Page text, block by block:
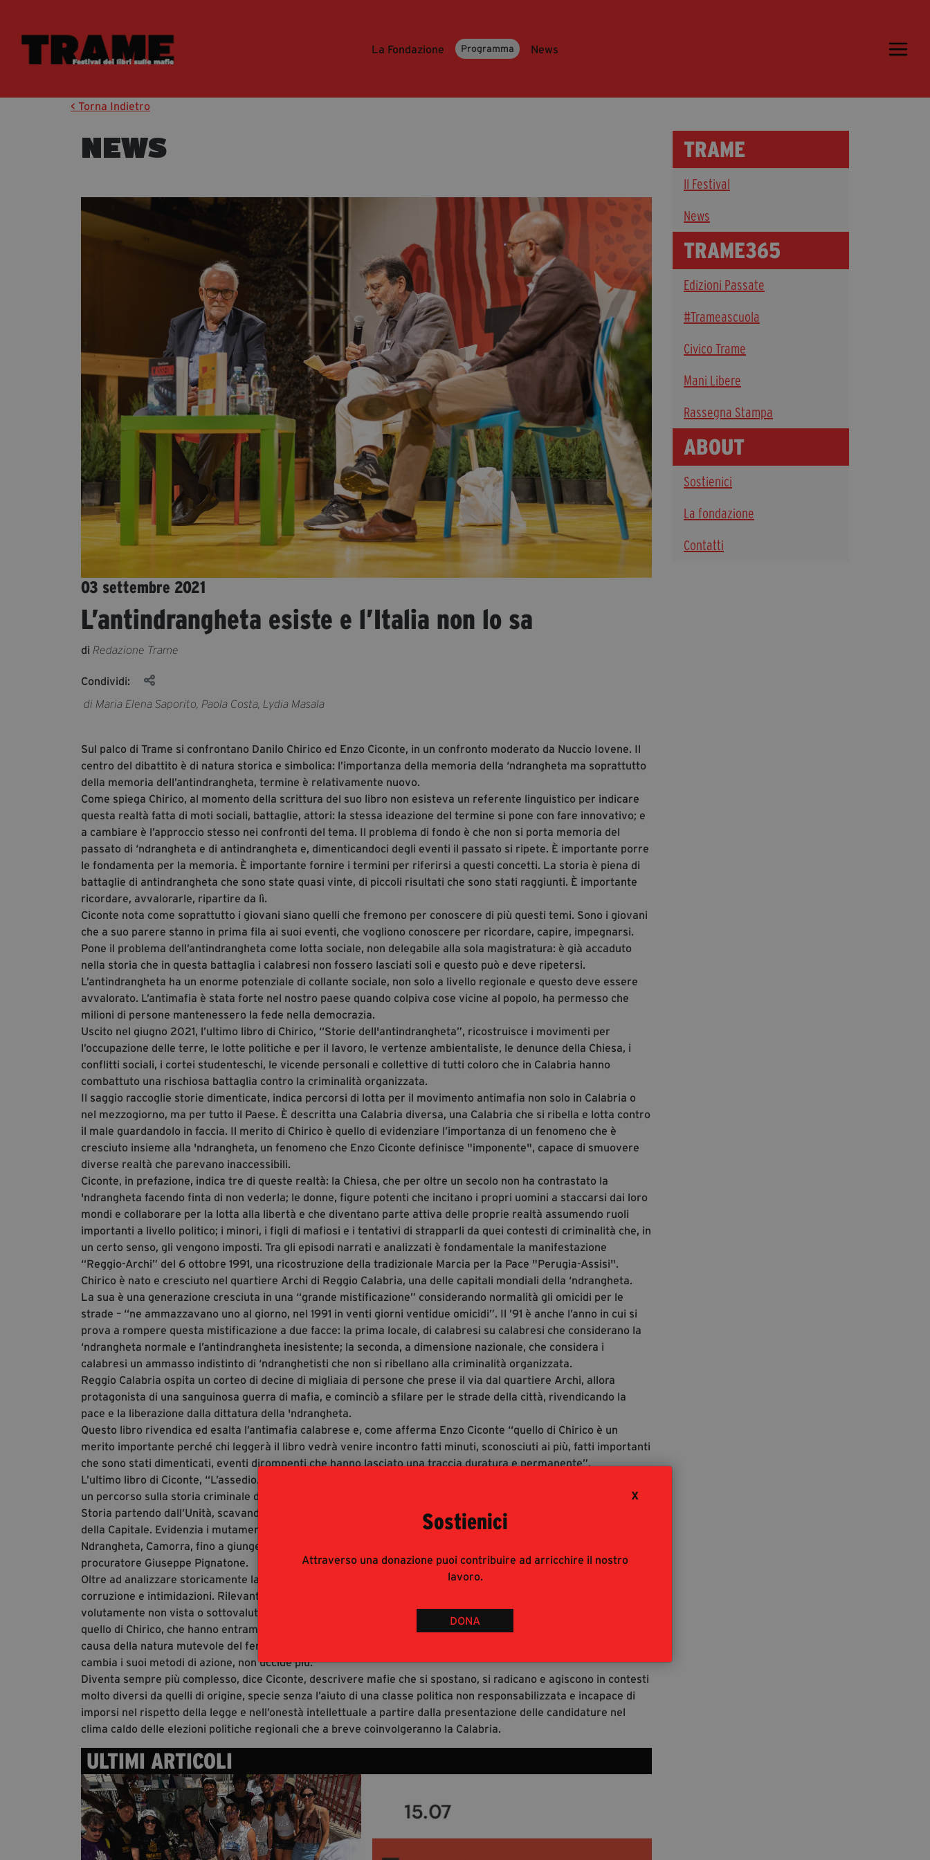
X
Sostienici
Attraverso una donazione puoi contribuire ad arricchire il nostro
lavoro.
DONA
La Fondazione Programma News
Ospiti
Media & Press
News & Kit
Accrediti Stampa
Cartella Stampa
Rassegna Stampa
Partecipa
Diventa Partner
Dona
Chi Siamo
Civico Trame
#Trameascuola
Visioni Civiche
Mostra 3D - Visioni Civiche
Il Diritto di Essere
Archivio Storico
< Torna Indietro
NEWS
03 settembre 2021
L’antindrangheta esiste e l’Italia non lo sa
di Redazione Trame
Condividi:
di Maria Elena Saporito, Paola Costa, Lydia Masala
Sul palco di Trame si confrontano Danilo Chirico ed Enzo Ciconte, in un confronto moderato da Nuccio Iovene. Il
centro del dibattito è di natura storica e simbolica: l’importanza della memoria della ‘ndrangheta ma soprattutto
della memoria dell’antindrangheta, termine è relativamente nuovo.
Come spiega Chirico, al momento della scrittura del suo libro non esisteva un referente linguistico per indicare
questa realtà fatta di moti sociali, battaglie, attori: la stessa ideazione del termine si pone con fare innovativo; e
a cambiare è l’approccio stesso nei confronti del tema. Il problema di fondo è che non si porta memoria del
passato di ‘ndrangheta e di antindrangheta e, dimenticandoci degli eventi il passato si ripete. È importante porre
le fondamenta per la memoria. È importante fornire i termini per riferirsi a questi concetti. La storia è piena di
battaglie di antindrangheta che sono state quasi vinte, di piccoli risultati che sono stati raggiunti. È importante
ricordare, avvalorarle, ripartire da lì.
Ciconte nota come soprattutto i giovani siano quelli che fremono per conoscere di più questi temi. Sono i giovani
che a suo parere stanno in prima fila ai suoi eventi, che vogliono conoscere per ricordare, capire, impegnarsi.
Pone il problema dell’antindrangheta come lotta sociale, non delegabile alla sola magistratura: è già accaduto
nella storia che in questa battaglia i calabresi non fossero lasciati soli e questo può e deve ripetersi.
L’antindrangheta ha un enorme potenziale di collante sociale, non solo a livello regionale e questo deve essere
avvalorato. L’antimafia è stata forte nel nostro paese quando colpiva cose vicine al popolo, ha permesso che
milioni di persone mantenessero la fede nella democrazia.
Uscito nel giugno 2021, l’ultimo libro di Chirico, “Storie dell'antindrangheta”, ricostruisce i movimenti per
l’occupazione delle terre, le lotte politiche e per il lavoro, le vertenze ambientaliste, le denunce della Chiesa, i
conflitti sociali, i cortei studenteschi, le vicende personali e collettive di tutti coloro che in Calabria hanno
combattuto una rischiosa battaglia contro la criminalità organizzata.
Il saggio raccoglie storie dimenticate, indica percorsi di lotta per il movimento antimafia non solo in Calabria o
nel mezzogiorno, ma per tutto il Paese. È descritta una Calabria diversa, una Calabria che si ribella e lotta contro
il male guardandolo in faccia. Il merito di Chirico è quello di evidenziare l’importanza di un fenomeno che è
cresciuto insieme alla 'ndrangheta, un fenomeno che Enzo Ciconte definisce "imponente", capace di smuovere
diverse realtà che parevano inaccessibili.
Ciconte, in prefazione, indica tre di queste realtà: la Chiesa, che per oltre un secolo non ha contrastato la
'ndrangheta facendo finta di non vederla; le donne, figure potenti che incitano i propri uomini a staccarsi dai loro
mondi e collaborare per la lotta alla libertà e che diventano parte attiva delle proprie realtà assumendo ruoli
importanti a livello politico; i minori, i figli di mafiosi e i tentativi di strapparli da quei contesti di criminalità che, in
un certo senso, gli vengono imposti. Tra gli episodi narrati e analizzati è fondamentale la manifestazione
“Reggio-Archi” del 6 ottobre 1991, una ricostruzione della tradizionale Marcia per la Pace "Perugia-Assisi".
Chirico è nato e cresciuto nel quartiere Archi di Reggio Calabria, una delle capitali mondiali della ‘ndrangheta.
La sua è una generazione cresciuta in una “grande mistificazione” considerando normalità gli omicidi per le
strade – “ne ammazzavano uno al giorno, nel 1991 in venti giorni ventidue omicidi”. Il ’91 è anche l’anno in cui si
prova a rompere questa mistificazione a due facce: la prima locale, di calabresi su calabresi che considerano la
‘ndrangheta normale e l’antindrangheta inesistente; la seconda, a dimensione nazionale, che considera i
calabresi un ammasso indistinto di ‘ndranghetisti che non si ribellano alla criminalità organizzata.
Reggio Calabria ospita un corteo di decine di migliaia di persone che prese il via dal quartiere Archi, allora
protagonista di una sanguinosa guerra di mafia, e cominciò a sfilare per le strade della città, rivendicando la
pace e la liberazione dalla dittatura della 'ndrangheta.
Questo libro rivendica ed esalta l’antimafia calabrese e, come afferma Enzo Ciconte “quello di Chirico è un
merito importante perché chi leggerà il libro vedrà venire incontro fatti minuti, sconosciuti ai più, fatti importanti
che sono stati dimenticati, eventi dirompenti che hanno lasciato una traccia duratura e permanente”.
L’ultimo libro di Ciconte, “L’assedio. Storia della criminalità a Roma da Porta Pia a Mafia Capitale”, traccia invece
un percorso sulla storia criminale di Roma, smentendo la teoria che a Roma la mafia non esista. Si riscrive la
Storia partendo dall’Unità, scavando fra i documenti, affidandosi agli archivi, facendo luce sull’ “anima oscura”
della Capitale. Evidenzia i mutamenti più significativi e l’insediarsi di varie realtà mafiose come Cosa nostra,
Ndrangheta, Camorra, fino a giungere alla scoperta di quel “Mondo di mezzo” scoperchiato dall’inchiesta del
procuratore Giuseppe Pignatone.
Oltre ad analizzare storicamente la mafia a Roma, si descrive il suo insinuarsi nelle istituzioni attraverso
corruzione e intimidazioni. Rilevante da constatare è il fatto che la criminalità a Roma sia stata spesso
volutamente non vista o sottovalutata. Si tratta di un fondamentale punto di contatto tra il testo di Ciconte e
quello di Chirico, che hanno entrambi il grande merito di portare alla luce una realtà non semplice da definire a
causa della natura mutevole del fenomeno mafioso. La ‘ndrangheta, la criminalità organizzata in generale,
cambia i suoi metodi di azione, non uccide più.
Diventa sempre più complesso, dice Ciconte, descrivere mafie che si spostano, si radicano e agiscono in contesti
molto diversi da quelli di origine, specie senza l’aiuto di una classe politica non responsabilizzata e incapace di
imporsi nel rispetto della legge e nell’onestà intellettuale a partire dalla presentazione delle candidature nel
clima caldo delle elezioni politiche regionali che a breve coinvolgeranno la Calabria.
ULTIMI ARTICOLI
TRAME
Il Festival
News
TRAME365
Edizioni Passate
#Trameascuola
Civico Trame
Mani Libere
Rassegna Stampa
ABOUT
Sostienici
La fondazione
Contatti